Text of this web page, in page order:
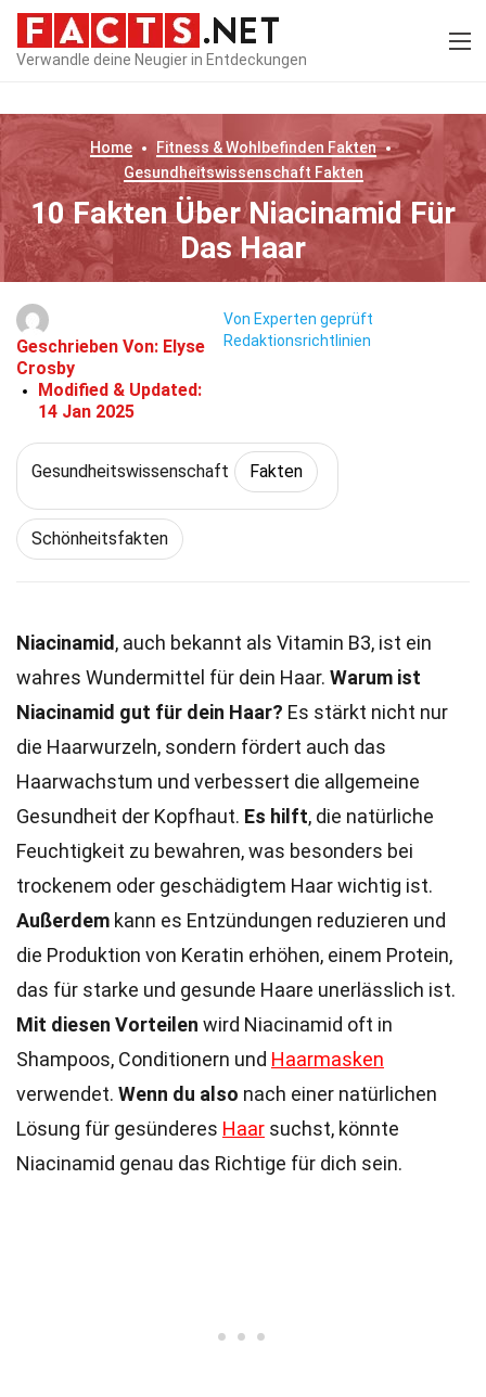
Verwandle deine Neugier in Entdeckungen
Home Fitness & Wohlbefinden Fakten
Gesundheitswissenschaft Fakten
10 Fakten Über Niacinamid Für
Das Haar
Geschrieben Von: Elyse
Crosby
Modified & Updated:
14 Jan 2025
Von Experten geprüft
Redaktionsrichtlinien
Gesundheitswissenschaft Fakten
Schönheitsfakten
Niacinamid , auch bekannt als Vitamin B3, ist ein
wahres Wundermittel für dein Haar. Warum ist
Niacinamid gut für dein Haar? Es stärkt nicht nur
die Haarwurzeln, sondern fördert auch das
Haarwachstum und verbessert die allgemeine
Gesundheit der Kopfhaut. Es hilft, die natürliche
Feuchtigkeit zu bewahren, was besonders bei
trockenem oder geschädigtem Haar wichtig ist.
Außerdem kann es Entzündungen reduzieren und
die Produktion von Keratin erhöhen, einem Protein,
das für starke und gesunde Haare unerlässlich ist.
Mit diesen Vorteilen wird Niacinamid oft in
Shampoos, Conditionern und Haarmasken
verwendet. Wenn du also nach einer natürlichen
Lösung für gesünderes Haar suchst, könnte
Niacinamid genau das Richtige für dich sein.